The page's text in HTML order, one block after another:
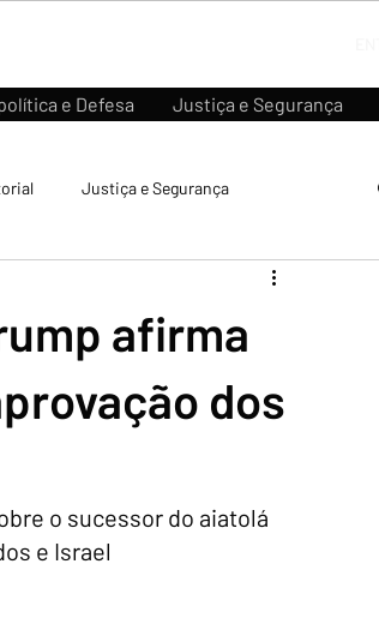
e Defesa Justiça e Segurança
Justiça e Segurança
afirma
dos
o sucessor do aiatolá
e Israel